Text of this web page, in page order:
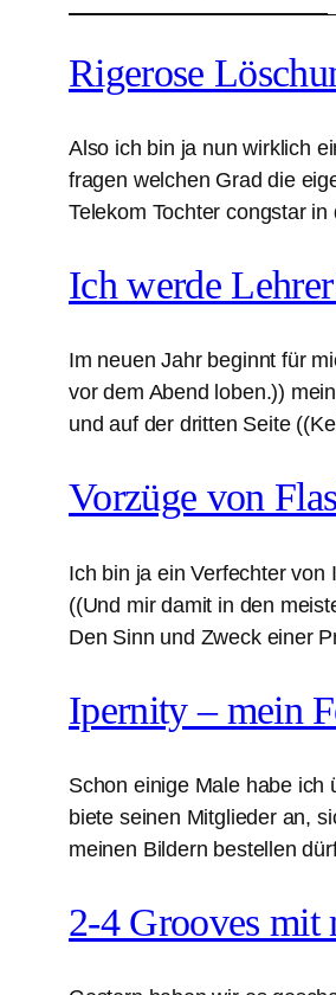
Rigerose
Also ich bin ja nun wirklich
fragen welchen Grad die
Telekom Tochter congstar
Ich werde
Im neuen Jahr beginnt für
vor dem Abend loben.))
und auf der dritten Seite
Vorzüge von
Ich bin ja ein Verfechter
((Und mir damit in den
Den Sinn und Zweck einer
Ipernity – mein
Schon einige Male habe ich
biete seinen Mitglieder an,
meinen Bildern bestellen
2-4 Grooves mit